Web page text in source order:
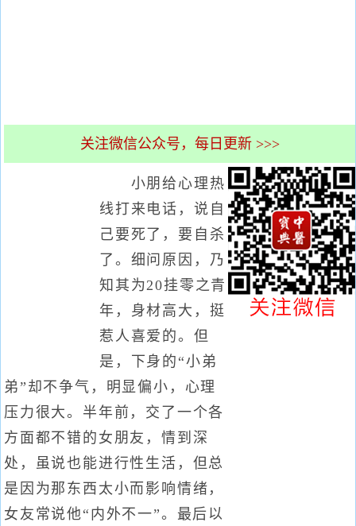
关注微信公众号，每日更新 >>>
小朋给心理热
线打来电话，说自
己要死了，要自杀
了。细问原因，乃
知其为20挂零之青
年，身材高大，挺
惹人喜爱的。但
是，下身的“小弟
弟”却不争气，明显偏小，心理
压力很大。半年前，交了一个各
方面都不错的女朋友，情到深
处，虽说也能进行性生活，但总
是因为那东西太小而影响情绪，
女友常说他“内外不一”。最后以